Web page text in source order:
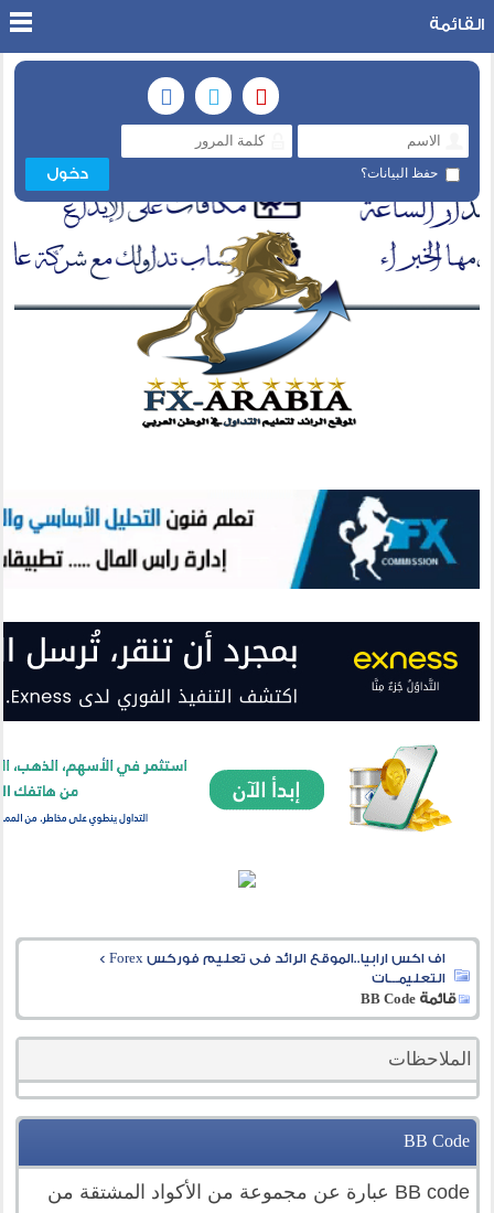
حفظ البيانات؟
القائمة
اف اكس ارابيا..الموقع الرائد فى تعليم فوركس Forex
>
التعليمـــات
قائمة BB Code
الملاحظات
BB Code
BB code عبارة عن مجموعة من الأكواد المشتقة من